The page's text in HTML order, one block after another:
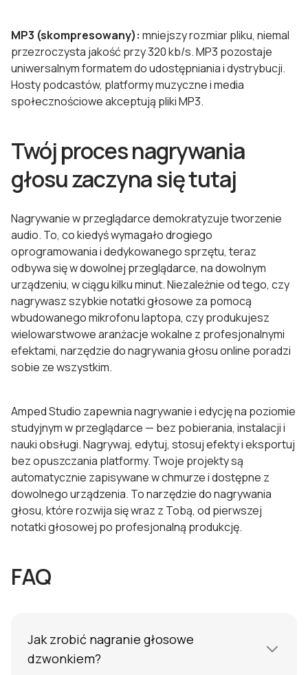
MP3 (skompresowany): mniejszy rozmiar pliku, niemal
przezroczysta jakość przy 320 kb/s. MP3 pozostaje
uniwersalnym formatem do udostępniania i dystrybucji.
Hosty podcastów, platformy muzyczne i media
społecznościowe akceptują pliki MP3.
Twój proces nagrywania
głosu zaczyna się tutaj
Nagrywanie w przeglądarce demokratyzuje tworzenie
audio. To, co kiedyś wymagało drogiego
oprogramowania i dedykowanego sprzętu, teraz
odbywa się w dowolnej przeglądarce, na dowolnym
urządzeniu, w ciągu kilku minut. Niezależnie od tego, czy
nagrywasz szybkie notatki głosowe za pomocą
wbudowanego mikrofonu laptopa, czy produkujesz
wielowarstwowe aranżacje wokalne z profesjonalnymi
efektami, narzędzie do nagrywania głosu online poradzi
sobie ze wszystkim.
Amped Studio zapewnia nagrywanie i edycję na poziomie
studyjnym w przeglądarce — bez pobierania, instalacji i
nauki obsługi. Nagrywaj, edytuj, stosuj efekty i eksportuj
bez opuszczania platformy. Twoje projekty są
automatycznie zapisywane w chmurze i dostępne z
dowolnego urządzenia. To narzędzie do nagrywania
głosu, które rozwija się wraz z Tobą, od pierwszej
notatki głosowej po profesjonalną produkcję.
FAQ
Jak zrobić nagranie głosowe
dzwonkiem?